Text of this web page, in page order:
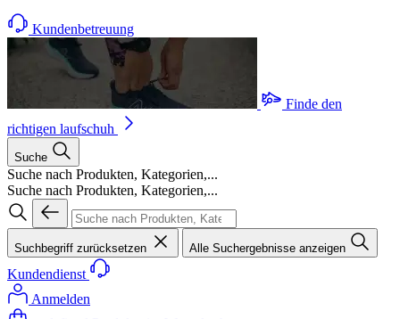
Kundenbetreuung
Finde den
richtigen laufschuh
Suche
Suche nach Produkten, Kategorien,...
Suche nach Produkten, Kategorien,...
Suchbegriff zurücksetzen Alle Suchergebnisse anzeigen
Kundendienst
Anmelden